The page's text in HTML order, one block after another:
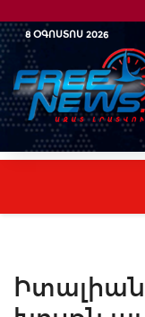
8 ՕԳՈՍՏՈՍ 2026